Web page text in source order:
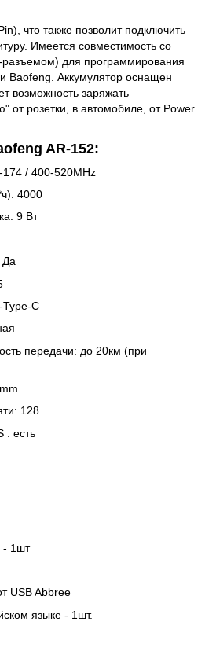
что также позволит подключить
Имеется совместимость со
для программирования
Baofeng. Аккумулятор оснащен
возможность заряжать
от розетки, в автомобиле, от Power
AR-152:
174 / 400-520MHz
4000
9 Вт
Да
Type-C
передачи: до 20км (при
128
: есть
- 1шт
USB Abbree
языке - 1шт.